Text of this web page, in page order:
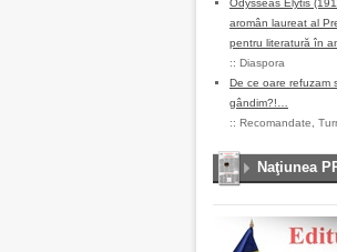
Odysseas Elytis
aromân laureat al
pentru literatură în
:: Diaspora
De ce oare refuzam
gândim?!…
:: Recomandate
Naţiunea